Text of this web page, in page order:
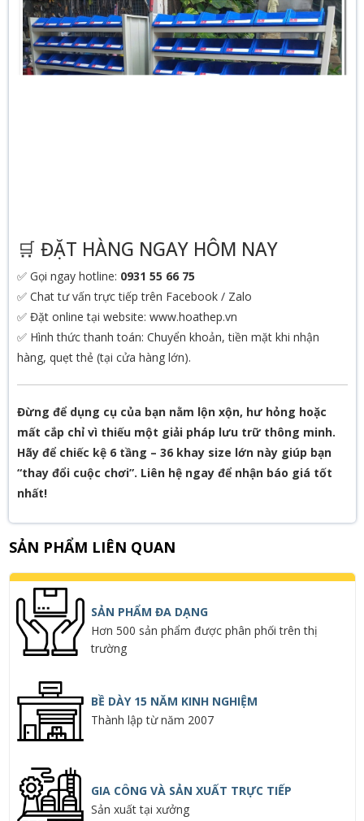
🛒 ĐẶT HÀNG NGAY HÔM NAY
✅ Gọi ngay hotline: 0931 55 66 75
✅ Chat tư vấn trực tiếp trên Facebook / Zalo
✅ Đặt online tại website: www.hoathep.vn
✅ Hình thức thanh toán: Chuyển khoản, tiền mặt khi nhận
hàng, quẹt thẻ (tại cửa hàng lớn).
Đừng để dụng cụ của bạn nằm lộn xộn, hư hỏng hoặc
mất cắp chỉ vì thiếu một giải pháp lưu trữ thông minh.
Hãy để chiếc kệ 6 tầng – 36 khay size lớn này giúp bạn
“thay đổi cuộc chơi”. Liên hệ ngay để nhận báo giá tốt
nhất!
SẢN PHẨM LIÊN QUAN
SẢN PHẨM ĐA DẠNG
Hơn 500 sản phẩm được phân phối trên thị
trường
BỀ DÀY 15 NĂM KINH NGHIỆM
Thành lập từ năm 2007
GIA CÔNG VÀ SẢN XUẤT TRỰC TIẾP
Sản xuất tại xưởng